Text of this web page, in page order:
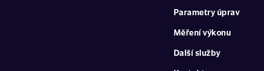
Parametry úprav
Měření výkonu
Další služby